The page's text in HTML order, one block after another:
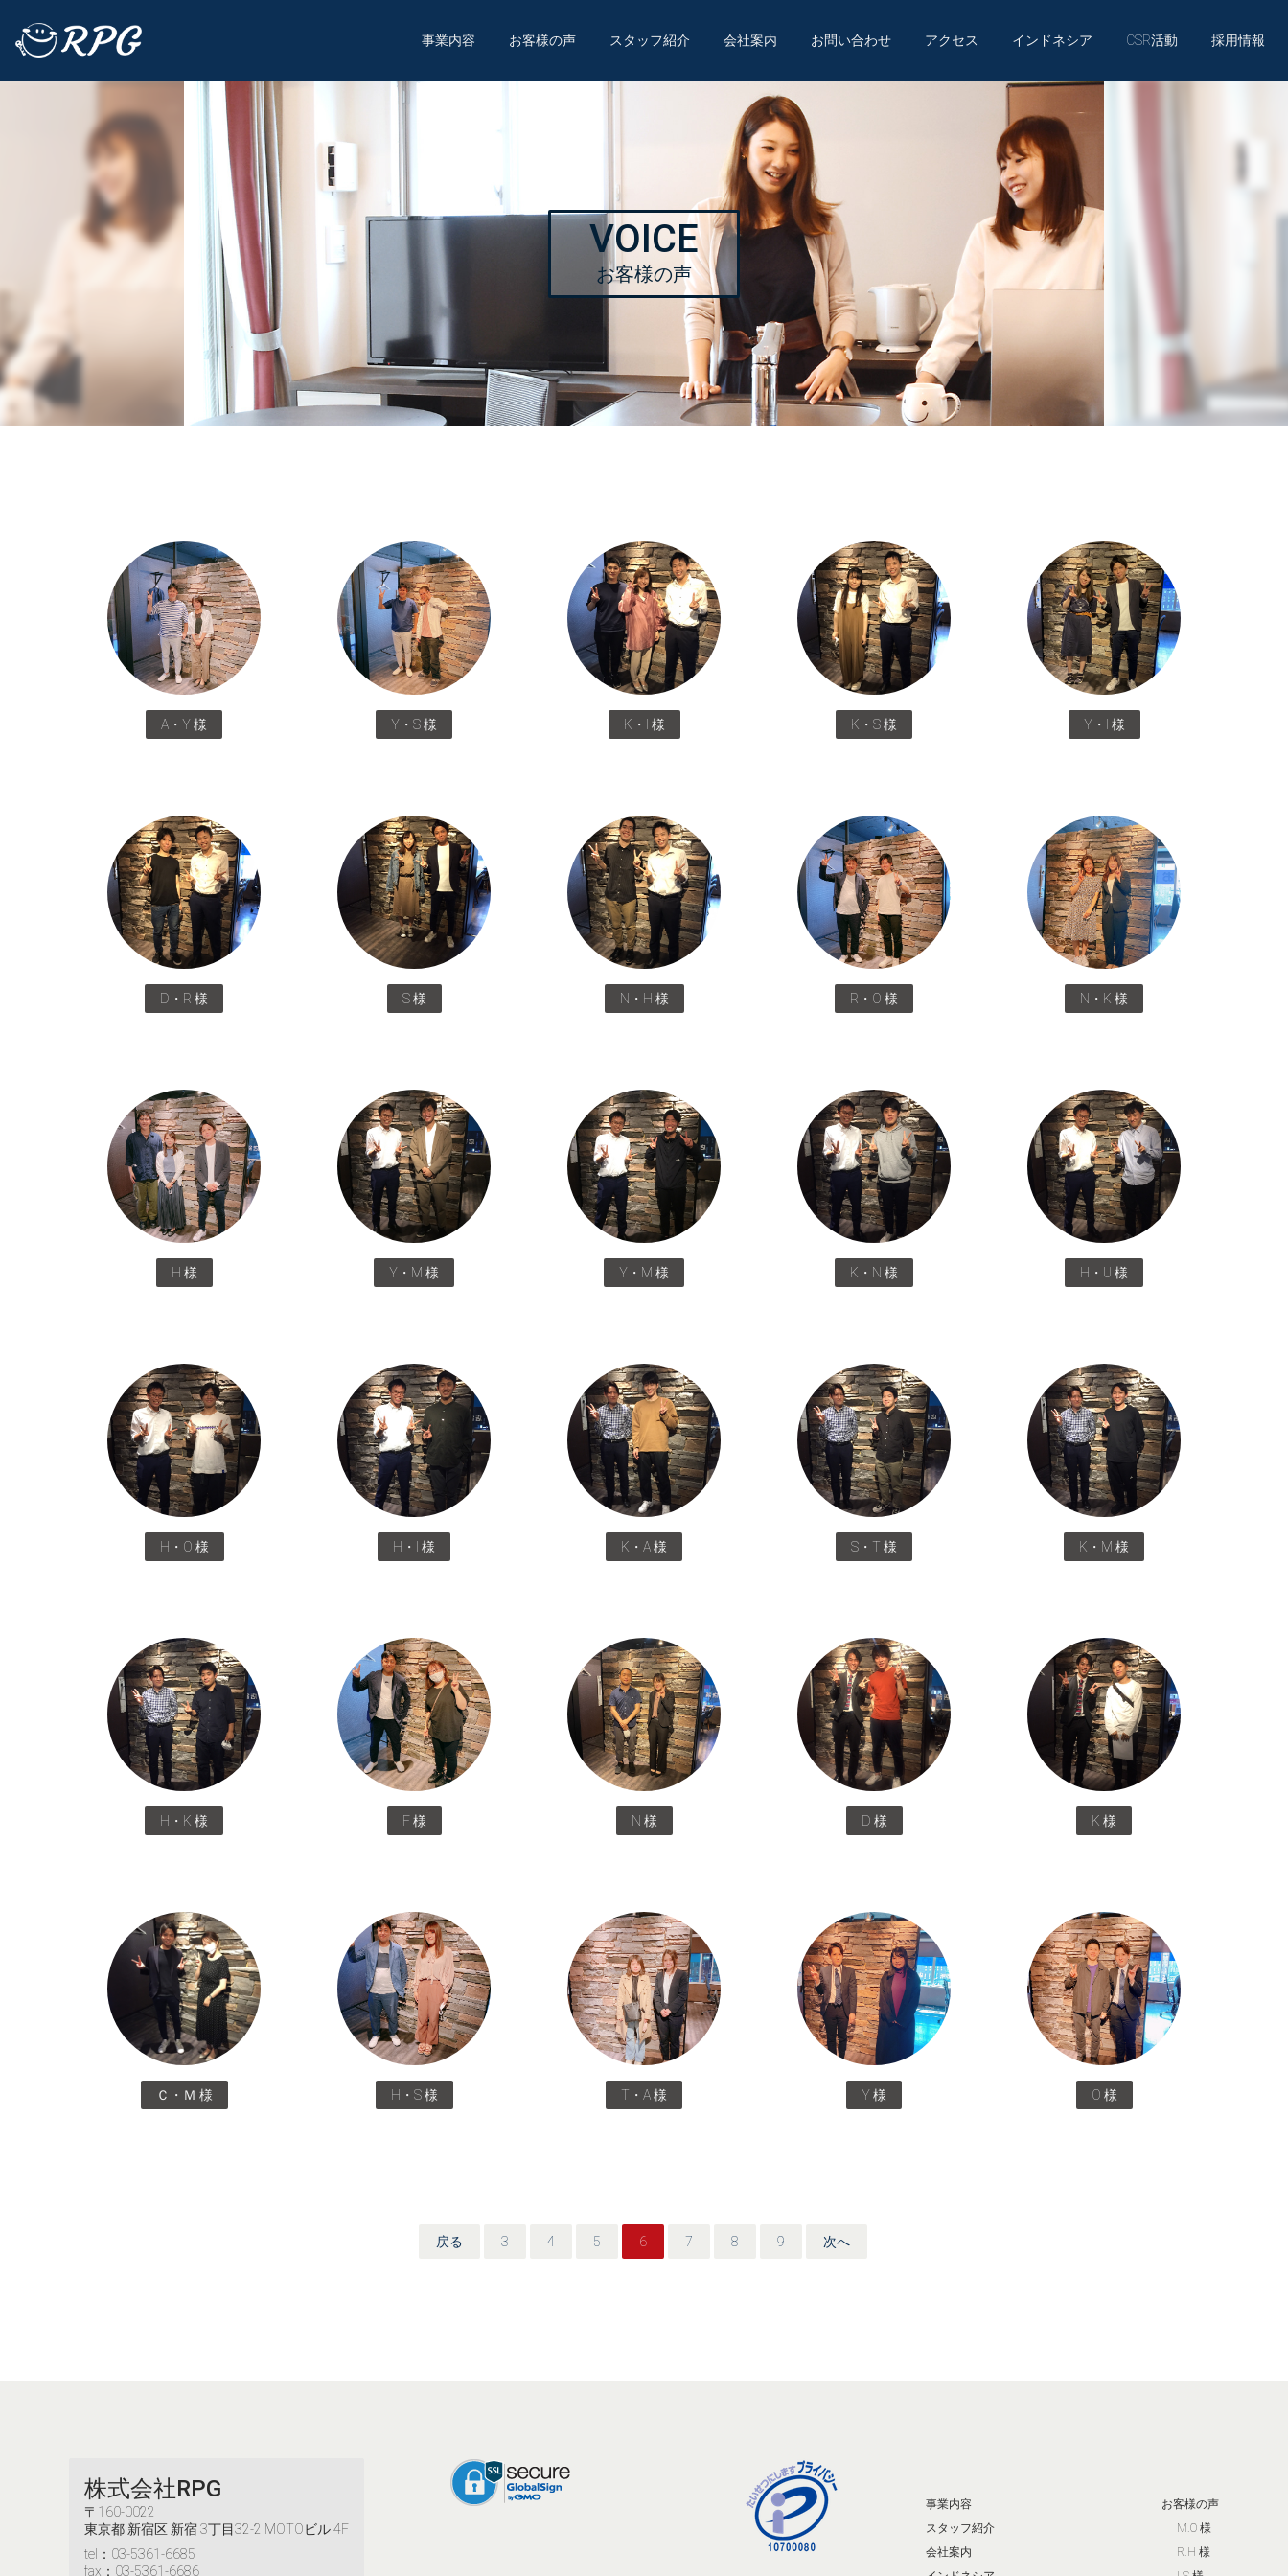
事業内容 お客様の声 スタッフ紹介 会社案内 お問い合わせ アクセス インドネシア CSR活動 採用情報
VOICE
お客様の声
A・Y 様 Y・S 様 K・I 様 K・S 様 Y・I 様
D・R 様 S 様 N・H 様 R・O 様 N・K 様
H 様 Y・M 様 Y・M 様 K・N 様 H・U 様
H・O 様 H・I 様 K・A 様 S・T 様 K・M 様
H・K 様 F 様 N 様 D 様 K 様
Ｃ・Ｍ 様 H・S 様 T・A 様 Y 様 O 様
戻る 3 4 5 6 7 8 9 次へ
株式会社RPG
〒160-0022
東京都 新宿区 新宿 3丁目32-2 MOTOビル 4F
tel：03-5361-6685
fax：03-5361-6686
事業内容
スタッフ紹介
会社案内
お客様の声
M.O 様
R.H 様